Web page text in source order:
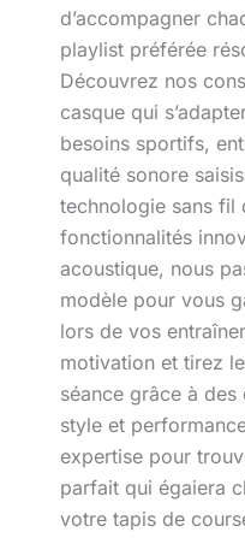
d’accompagner
playlist préférée
Découvrez nos
casque qui
besoins sportifs,
qualité sonore
technologie sans fil
fonctionnalités
acoustique, nous
modèle pour vous
lors de vos
motivation et tirez
séance grâce à
style et
expertise pour
parfait qui égaiera
votre tapis de